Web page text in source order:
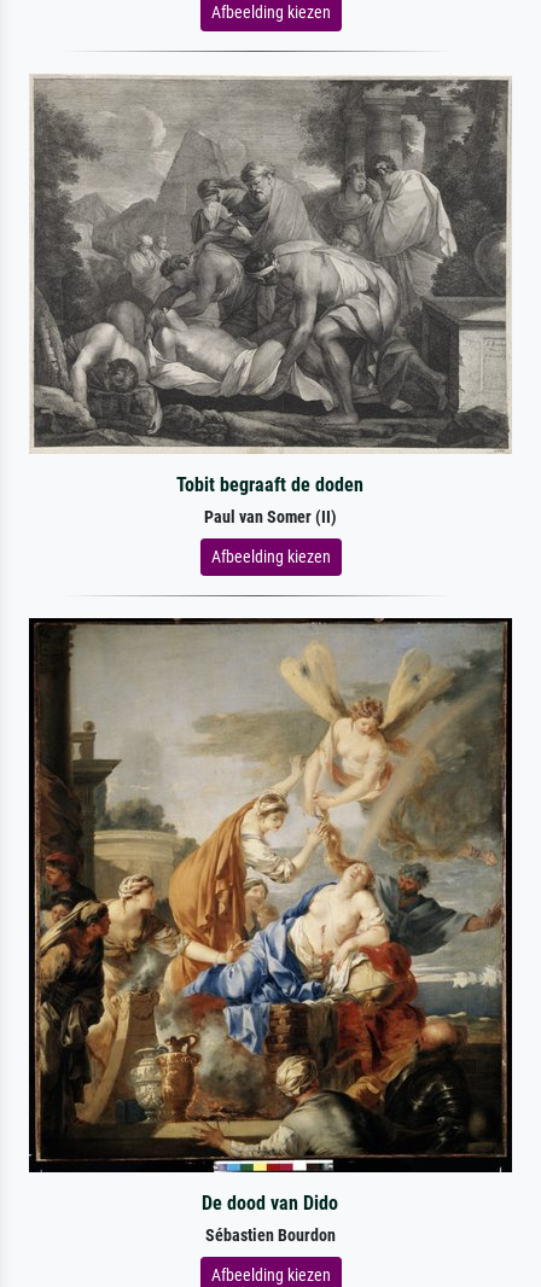
Afbeelding kiezen
Tobit begraaft de doden
Paul van Somer (II)
Afbeelding kiezen
De dood van Dido
Sébastien Bourdon
Afbeelding kiezen